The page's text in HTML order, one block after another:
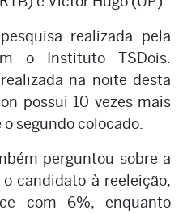
realizada pela
o Instituto TSDois.
na noite desta
possui 10 vezes mais
segundo colocado.
perguntou sobre a
candidato à reeleição,
com 6%, enquanto